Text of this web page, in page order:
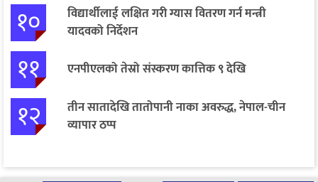
१०
विद्यार्थीलाई लक्षित गरी ग्यास वितरण गर्न मन्त्री
यादवको निर्देशन
११ एनपीएलको तेस्रो संस्करण कात्तिक ९ देखि
१२
तीन सातादेखि तातोपानी नाका अवरुद्ध, नेपाल-चीन
व्यापार ठप्प